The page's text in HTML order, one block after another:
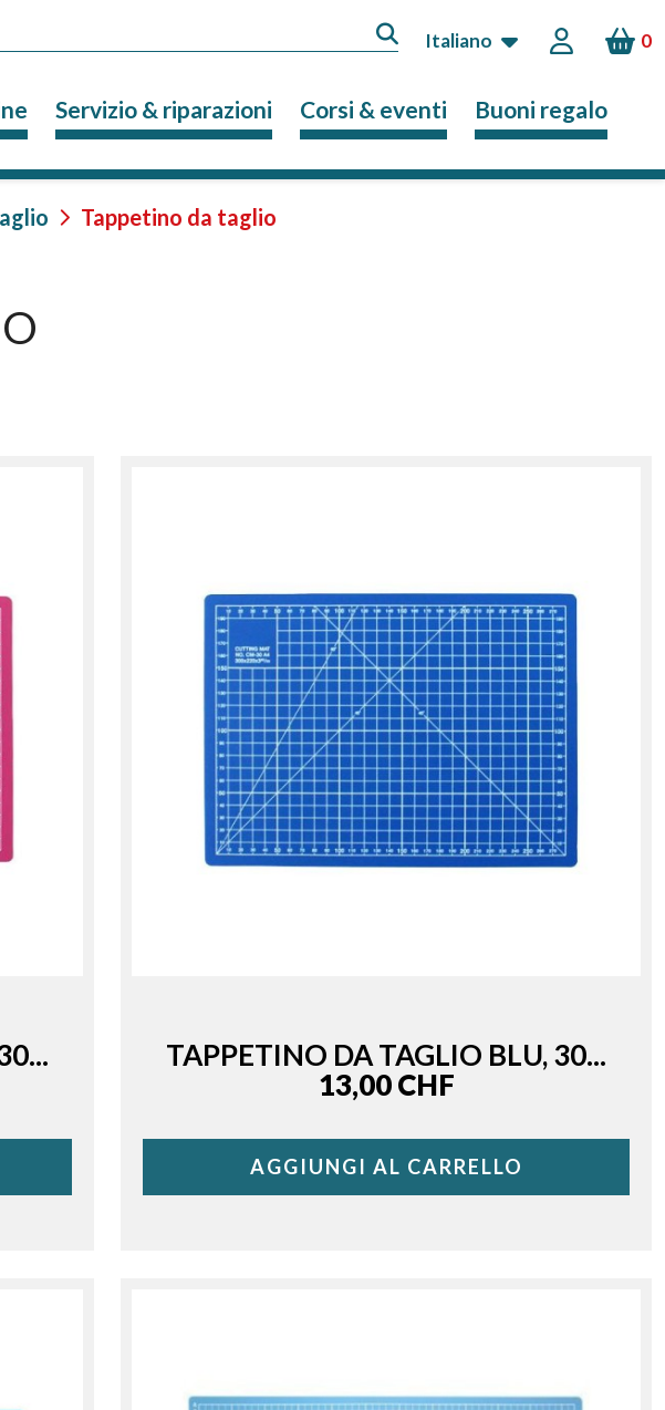
Italiano 0
Servizio & riparazioni Corsi & eventi
Buoni regalo
Tappetino da taglio
TAPPETINO DA TAGLIO BLU, 30...
Price
13,00 CHF
AGGIUNGI AL CARRELLO